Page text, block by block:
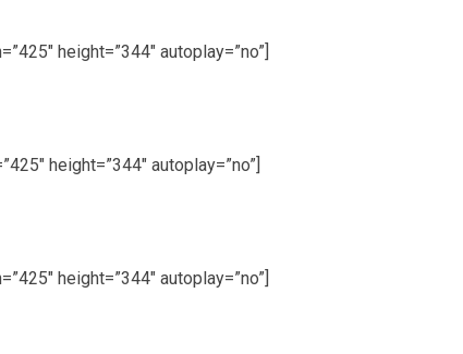
height=”344″ autoplay=”no”]
height=”344″ autoplay=”no”]
height=”344″ autoplay=”no”]